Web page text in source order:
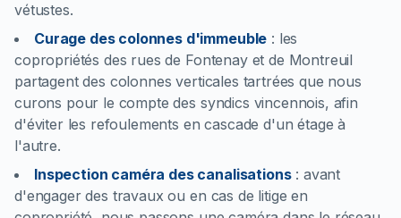
vétustes.
Curage des colonnes d'immeuble : les
copropriétés des rues de Fontenay et de Montreuil
partagent des colonnes verticales tartrées que nous
curons pour le compte des syndics vincennois, afin
d'éviter les refoulements en cascade d'un étage à
l'autre.
Inspection caméra des canalisations: avant
d'engager des travaux ou en cas de litige en